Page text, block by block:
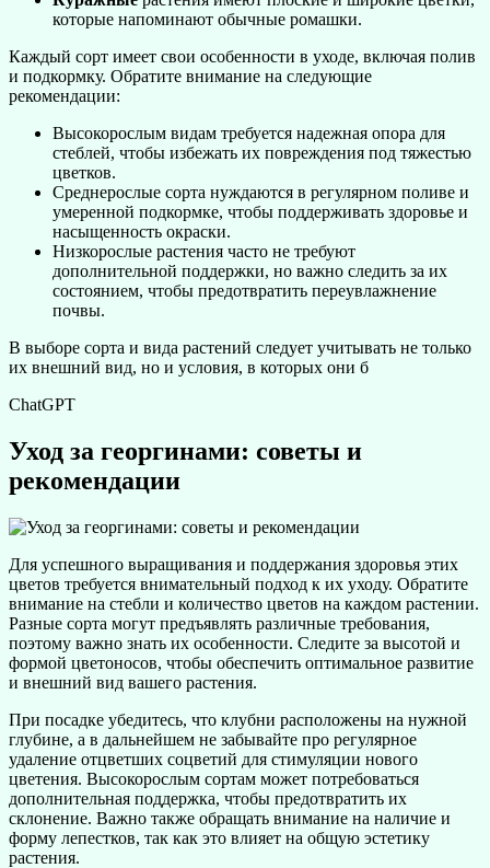
которые напоминают обычные ромашки.
Каждый сорт имеет свои особенности в уходе, включая полив
и подкормку. Обратите внимание на следующие
рекомендации:
Высокорослым видам требуется надежная опора для
стеблей, чтобы избежать их повреждения под тяжестью
цветков.
Среднерослые сорта нуждаются в регулярном поливе и
умеренной подкормке, чтобы поддерживать здоровье и
насыщенность окраски.
Низкорослые растения часто не требуют
дополнительной поддержки, но важно следить за их
состоянием, чтобы предотвратить переувлажнение
почвы.
В выборе сорта и вида растений следует учитывать не только
их внешний вид, но и условия, в которых они б
ChatGPT
Уход за георгинами: советы и
рекомендации
Для успешного выращивания и поддержания здоровья этих
цветов требуется внимательный подход к их уходу. Обратите
внимание на стебли и количество цветов на каждом растении.
Разные сорта могут предъявлять различные требования,
поэтому важно знать их особенности. Следите за высотой и
формой цветоносов, чтобы обеспечить оптимальное развитие
и внешний вид вашего растения.
При посадке убедитесь, что клубни расположены на нужной
глубине, а в дальнейшем не забывайте про регулярное
удаление отцветших соцветий для стимуляции нового
цветения. Высокорослым сортам может потребоваться
дополнительная поддержка, чтобы предотвратить их
склонение. Важно также обращать внимание на наличие и
форму лепестков, так как это влияет на общую эстетику
растения.